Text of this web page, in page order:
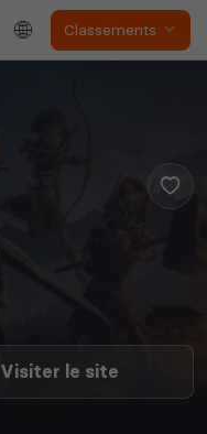
Classements
Visiter le site